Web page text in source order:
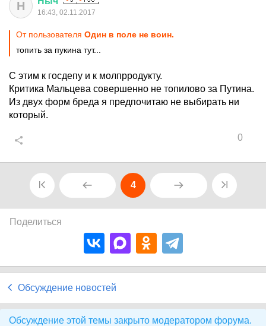
Н 16:43, 02.11.2017
От пользователя Один в поле не воин.
топить за пукина тут...
С этим к госдепу и к молпрродукту.
Критика Мальцева совершенно не топилово за Путина.
Из двух форм бреда я предпочитаю не выбирать ни
который.
0
4
Поделиться
Обсуждение новостей
Обсуждение этой темы закрыто модератором форума.